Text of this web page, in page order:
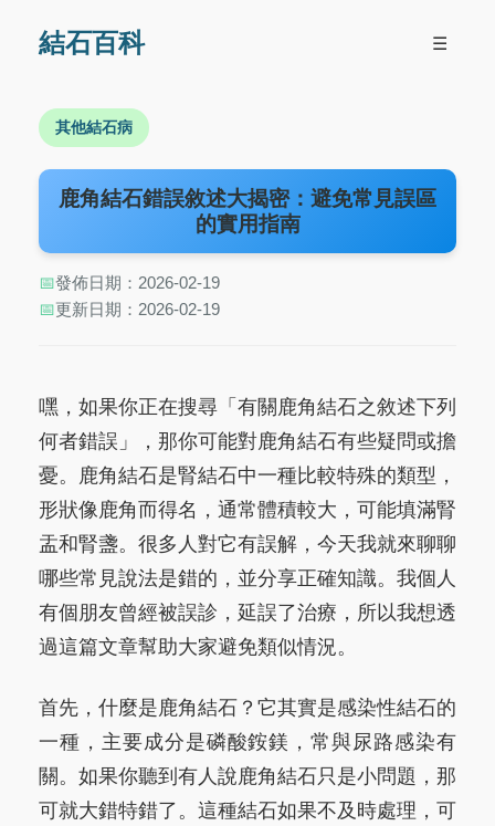
結石百科 ☰
其他結石病
鹿角結石錯誤敘述大揭密：避免常見誤區
的實用指南
📅發佈日期：2026-02-19
📅更新日期：2026-02-19
嘿，如果你正在搜尋「有關鹿角結石之敘述下列
何者錯誤」，那你可能對鹿角結石有些疑問或擔
憂。鹿角結石是腎結石中一種比較特殊的類型，
形狀像鹿角而得名，通常體積較大，可能填滿腎
盂和腎盞。很多人對它有誤解，今天我就來聊聊
哪些常見說法是錯的，並分享正確知識。我個人
有個朋友曾經被誤診，延誤了治療，所以我想透
過這篇文章幫助大家避免類似情況。
首先，什麼是鹿角結石？它其實是感染性結石的
一種，主要成分是磷酸銨鎂，常與尿路感染有
關。如果你聽到有人說鹿角結石只是小問題，那
可就大錯特錯了。這種結石如果不及時處理，可